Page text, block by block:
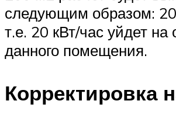
следующим образом:
т.е. 20 кВт/час уйдет на
данного помещения.
Корректировка